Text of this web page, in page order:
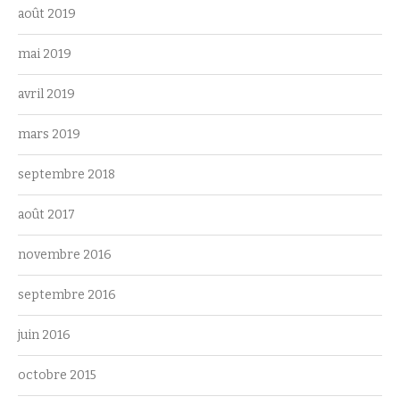
août 2019
mai 2019
avril 2019
mars 2019
septembre 2018
août 2017
novembre 2016
septembre 2016
juin 2016
octobre 2015